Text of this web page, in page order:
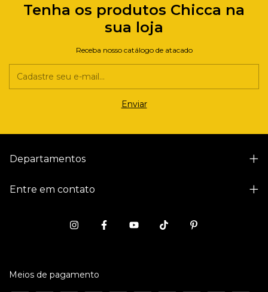
Tenha os produtos Chicca na
sua loja
Receba nosso catálogo de atacado
Departamentos
Entre em contato
Meios de pagamento